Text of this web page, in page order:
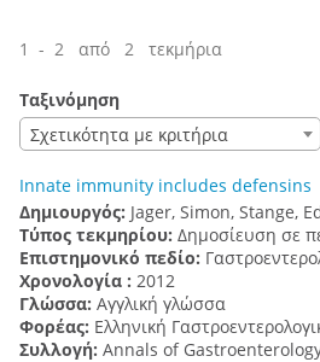
1 - 2 από 2 τεκμήρια
Ταξινόμηση
Σχετικότητα με κριτήρια
Innate immunity includes defensins
Δημιουργός: Jager, Simon, Stange,
Τύπος τεκμηρίου: Δημοσίευση σε
Επιστημονικό πεδίο:
Χρονολογία : 2012
Γλώσσα: Αγγλική γλώσσα
Φορέας: Ελληνική
Συλλογή: Annals of